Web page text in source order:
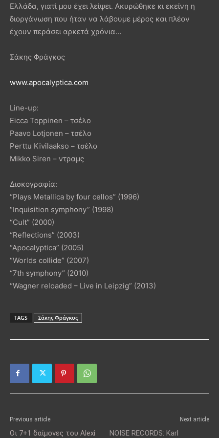
Ελλάδα, γιατί μου έχει λείψει. Ακυρώθηκε κι εκείνη η
διοργάνωση που ήταν να λάβουμε μέρος και πλέον
έχουν περάσει αρκετά χρόνια…
Σάκης Φράγκος
www.apocalyptica.com
Line-up:
Eicca Toppinen – τσέλο
Paavo Lotjonen – τσέλο
Perttu Kivilaakso – τσέλο
Mikko Siren – ντραμς
Δισκογραφία:
“Plays Metallica by four cellos” (1996)
“Inquisition symphony” (1998)
“Cult” (2000)
“Reflections” (2003)
“Apocalyptica” (2005)
“Worlds collide” (2007)
“7th symphony” (2010)
“Wagner reloaded – Live in Leipzig” (2013)
TAGS Σάκης Φράγκος
Previous article
Οι 7+1 δαίμονες του Alexi
Next article
NOISE RECORDS: Karl